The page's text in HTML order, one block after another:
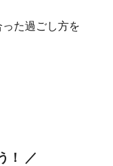
た過ごし方を
！ ／